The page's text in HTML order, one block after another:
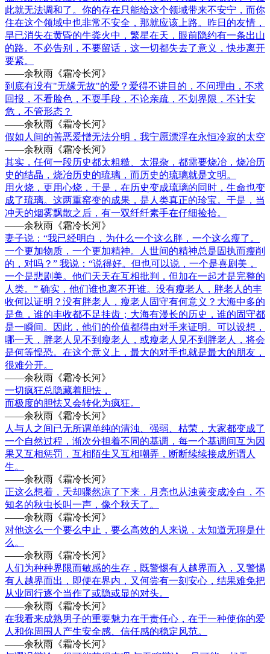
此就无法调和了。你的存在只能给这个领域带来不安宁，而你
住在这个领域中也非常不安全，那就应该上路。昨日的友情，
早已消失在黄昏的牛粪火中，繁星在天，眼前隐约有一条出山
的路。不必告别，不要留话，这一切都失去了意义，快步离开
要紧。
——余秋雨《霜冷长河》
到底有没有"无缘无故"的爱？爱得不讲目的，不问理由，不求
回报，不看脸色，不耍手段，不论亲疏，不划界限，不计安
危，不管形态？
——余秋雨《霜冷长河》
假如人间的善恶爱憎无法分明，我宁愿漂浮在永恒冷寂的太空
——余秋雨《霜冷长河》
其实，任何一段历史都太粗糙、太混杂，都需要烧冶，烧冶历
史的结晶，烧冶历史的琉璃，而历史的琉璃就是文明。
用火烧，更用心烧，于是，在历史变成琉璃的同时，生命也变
成了琉璃。这两重窑变的成果，是人类真正的珍宝。于是，当
冲天的烟雾飘散之后，有一双纤纤素手在仔细捡拾。
——余秋雨《霜冷长河》
妻子说：“我已经明白，为什么一个这么胖，一个这么瘦了。
一个更加物质，一个更加精神。人世间的精神总是固执而瘦削
的，对吗？” 我说：“说得好。但也可以说，一个是喜剧美，
一个是悲剧美。他们天天在互相批判，但加在一起才是完整的
人类。” 确实，他们谁也离不开谁。没有瘦老人，胖老人的丰
收何以证明？没有胖老人，瘦老人固守有何意义？大海中多的
是鱼，谁的丰收都不足挂齿；大海有漫长的历史，谁的固守都
是一瞬间。因此，他们的价值都得由对手来证明。可以设想，
哪一天，胖老人见不到瘦老人，或瘦老人见不到胖老人，将会
是何等惶恐。在这个意义上，最大的对手也就是最大的朋友，
很难分开。
——余秋雨《霜冷长河》
一切疯狂总隐藏着胆怯，
而极度的胆怯又会转化为疯狂。
——余秋雨《霜冷长河》
人与人之间已无所谓单纯的清浊、强弱、枯荣，大家都变成了
一个自然过程，渐次分担着不同的基调，每一个基调间互为因
果又互相惩罚，互相陌生又互相嘲弄，断断续续接成所谓人
生。
——余秋雨《霜冷长河》
正这么想着，天却骤然凉了下来，月亮也从浊黄变成冷白，不
知名的秋虫长叫一声，像个秋天了。
——余秋雨《霜冷长河》
对他这么一个要么中止，要么高效的人来说，太知道无聊是什
么。
——余秋雨《霜冷长河》
人们为种种界限而敏感的生存，既警惕有人越界而入，又警惕
有人越界而出，即便在界内，又何尝有一刻安心，结果难免把
从业同行逐个当作了或隐或显的对头。
——余秋雨《霜冷长河》
在我看来成熟男子的重要魅力在于责任心，在于一种使你的爱
人和你周围人产生安全感、信任感的稳定风范。
——余秋雨《霜冷长河》